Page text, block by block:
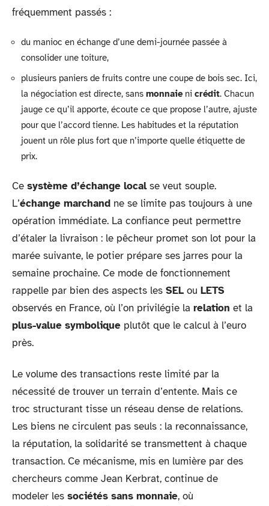
fréquemment passés :
du manioc en échange d’une demi-journée passée à
consolider une toiture,
plusieurs paniers de fruits contre une coupe de bois sec. Ici,
la négociation est directe, sans monnaieni crédit. Chacun
jauge ce qu’il apporte, écoute ce que propose l’autre, ajuste
pour que l’accord tienne. Les habitudes et la réputation
jouent un rôle plus fort que n’importe quelle étiquette de
prix.
Ce système d’échange localse veut souple.
L’échange marchand ne se limite pas toujours à une
opération immédiate. La confiance peut permettre
d’étaler la livraison : le pêcheur promet son lot pour la
marée suivante, le potier prépare ses jarres pour la
semaine prochaine. Ce mode de fonctionnement
rappelle par bien des aspects les SEL ou LETS
observés en France, où l’on privilégie la relation et la
plus-value symbolique plutôt que le calcul à l’euro
près.
Le volume des transactions reste limité par la
nécessité de trouver un terrain d’entente. Mais ce
troc structurant tisse un réseau dense de relations.
Les biens ne circulent pas seuls : la reconnaissance,
la réputation, la solidarité se transmettent à chaque
transaction. Ce mécanisme, mis en lumière par des
chercheurs comme Jean Kerbrat, continue de
modeler les sociétés sans monnaie, où